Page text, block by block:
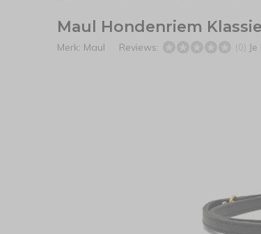
Maul Hondenriem
Merk: Maul Reviews: (0)